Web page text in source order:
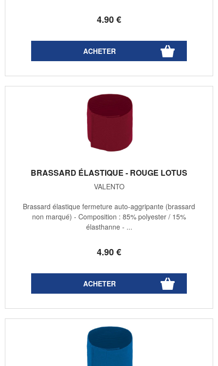
4.90€
BRASSARD ÉLASTIQUE - ROUGE LOTUS
VALENTO
4.90€
Brassard élastique fermeture auto-aggripante (brassard
non marqué) - Composition : 85% polyester / 15%
élasthanne - ...